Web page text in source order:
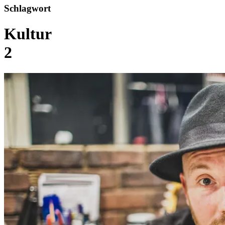
Schlagwort
Kultur
2